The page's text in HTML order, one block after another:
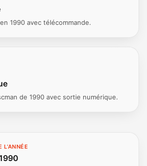
1990 avec télécommande.
de 1990 avec sortie numérique.
L’ANNÉE